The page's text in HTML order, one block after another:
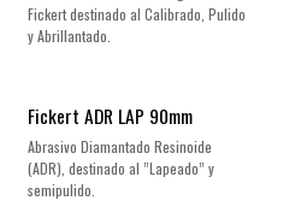
Fickert destinado al Calibrado, Pulido
y Abrillantado.
Fickert ADR LAP 90mm
Abrasivo Diamantado Resinoide
(ADR), destinado al ”Lapeado” y
semipulido.